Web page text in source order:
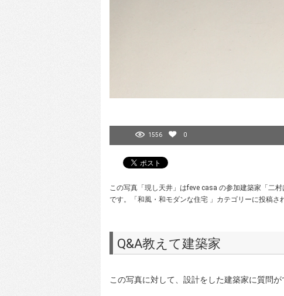
1556 0
この写真「現し天井」はfeve casa の参加建築家「二
です。「和風・和モダンな住宅 」カテゴリーに投稿さ
Q&A教えて建築家
この写真に対して、設計をした建築家に質問が